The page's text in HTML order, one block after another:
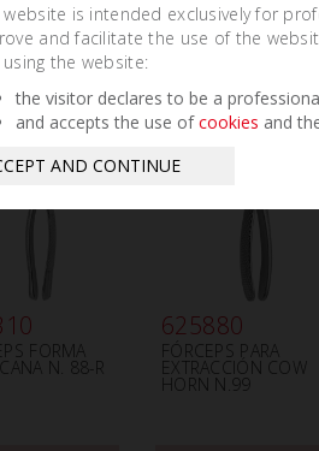
FORMA
N. 88-R
625880
FÓRCEPS PARA
EXTRACCIÓN COW
HORN N.99
website is intended exclusively for
and facilitate the use of the
the website:
the visitor declares to be a
and accepts the use ofcookies and
AND CONTINUE